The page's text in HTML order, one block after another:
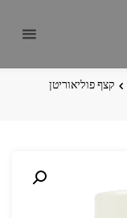
קצף פוליאוריטן